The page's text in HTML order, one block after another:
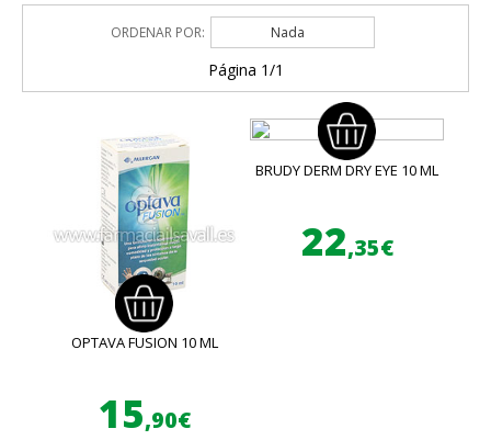
ORDENAR POR: Nada
Página 1/1
OPTAVA FUSION 10 ML
15,90€
BRUDY DERM DRY EYE 10 ML
22,35€